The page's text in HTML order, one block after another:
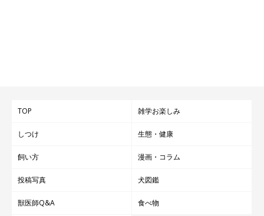
TOP 雑学お楽しみ
しつけ 生態・健康
飼い方 漫画・コラム
投稿写真 犬図鑑
獣医師Q&A 食べ物